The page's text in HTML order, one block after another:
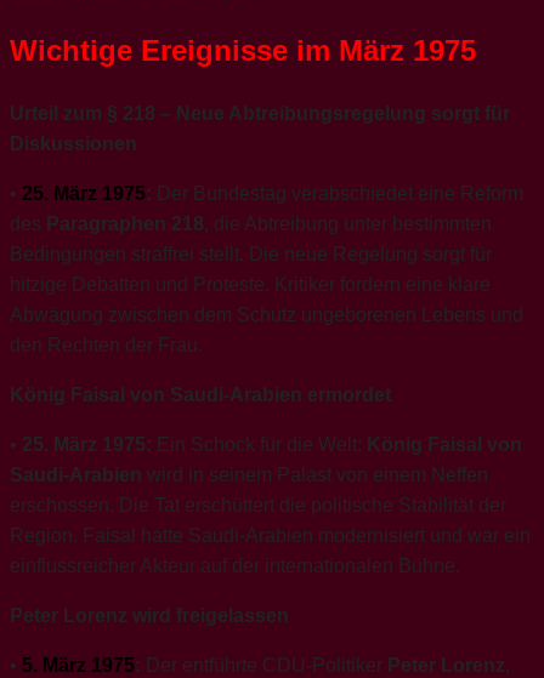
Wichtige Ereignisse im März 1975
Urteil zum § 218 – Neue Abtreibungsregelung sorgt für
Diskussionen
• 25. März 1975: Der Bundestag verabschiedet eine Reform
des Paragraphen 218, die Abtreibung unter bestimmten
Bedingungen straffrei stellt. Die neue Regelung sorgt für
hitzige Debatten und Proteste. Kritiker fordern eine klare
Abwägung zwischen dem Schutz ungeborenen Lebens und
den Rechten der Frau.
König Faisal von Saudi-Arabien ermordet
• 25. März 1975: Ein Schock für die Welt: König Faisal von
Saudi-Arabien wird in seinem Palast von einem Neffen
erschossen. Die Tat erschüttert die politische Stabilität der
Region. Faisal hatte Saudi-Arabien modernisiert und war ein
einflussreicher Akteur auf der internationalen Bühne.
Peter Lorenz wird freigelassen
• 5. März 1975: Der entführte CDU-Politiker Peter Lorenz,